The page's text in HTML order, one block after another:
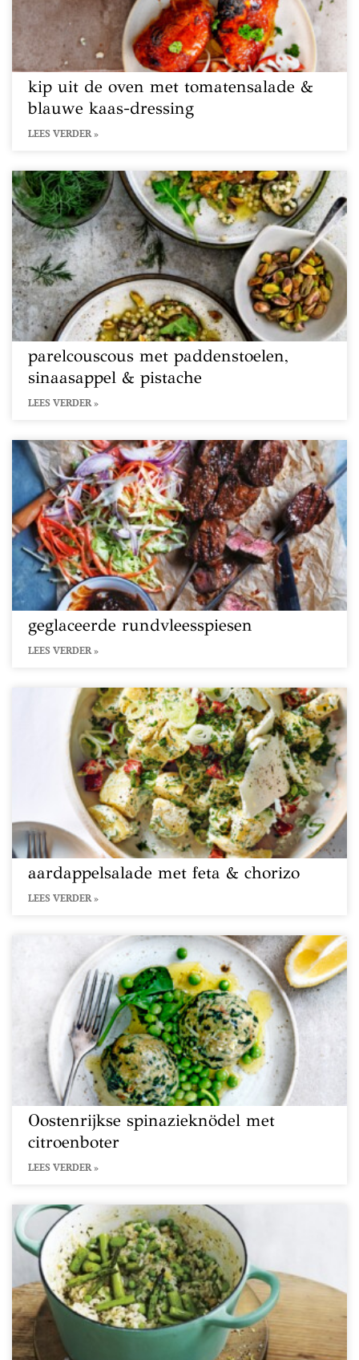
kip uit de oven met tomatensalade &
blauwe kaas-dressing
LEES VERDER »
parelcouscous met paddenstoelen,
sinaasappel & pistache
LEES VERDER »
geglaceerde rundvleesspiesen
LEES VERDER »
aardappelsalade met feta & chorizo
LEES VERDER »
Oostenrijkse spinazieknödel met
citroenboter
LEES VERDER »